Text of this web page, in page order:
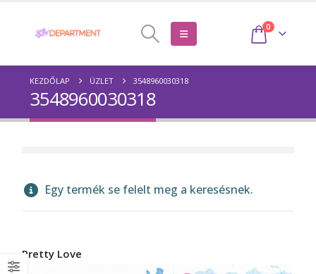
0
KEZDŐLAP ÜZLET 3548960030318
3548960030318
Egy termék se felelt meg a keresésnek.
Pretty Love